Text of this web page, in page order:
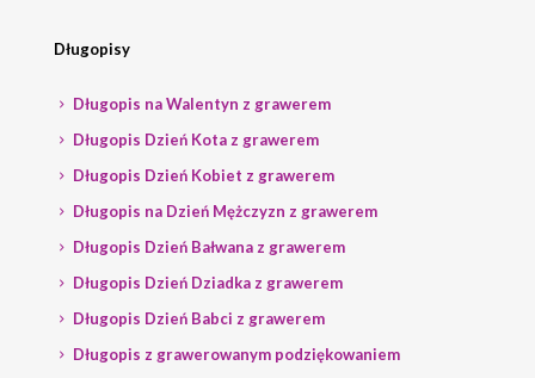
Długopisy
Długopis na Walentyn z grawerem
Długopis Dzień Kota z grawerem
Długopis Dzień Kobiet z grawerem
Długopis na Dzień Mężczyzn z grawerem
Długopis Dzień Bałwana z grawerem
Długopis Dzień Dziadka z grawerem
Długopis Dzień Babci z grawerem
Długopis z grawerowanym podziękowaniem